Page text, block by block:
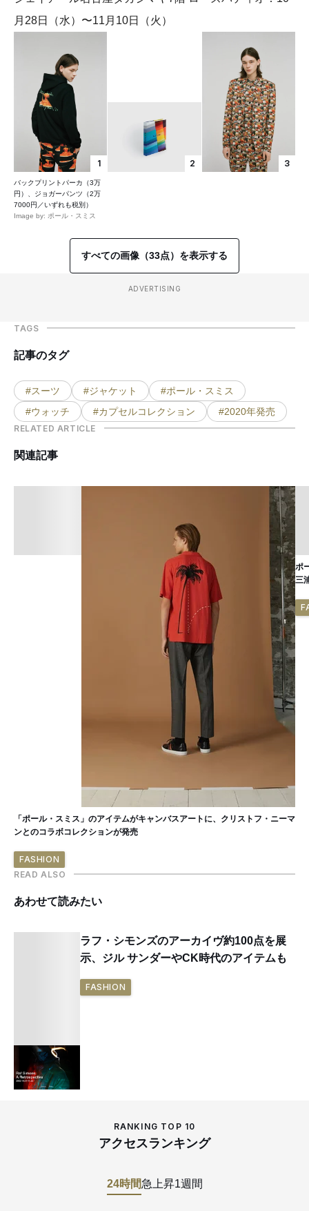
月28日（水）〜11月10日（火）
1
バックプリントパーカ（3万
円）、ジョガーパンツ（2万
7000円／いずれも税別）
Image by: ポール・スミス
2 3
すべての画像（33点）を表示する
ADVERTISING
TAGS
記事のタグ
#スーツ #ジャケット
#ポール・スミス
#ウォッチ
#カプセルコレクション #2020年発売
RELATED ARTICLE
関連記事
「ポール・スミス」のアイテムがキャンバスアートに、クリストフ・ニーマ
ンとのコラボコレクションが発売
FASHION
ポ
三
READ ALSO
あわせて読みたい
ラフ・シモンズのアーカイヴ約100点を展
示、ジル サンダーやCK時代のアイテムも
FASHION
RANKING TOP 10
アクセスランキング
24時間急上昇1週間